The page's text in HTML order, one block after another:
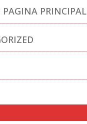
PAGINA PRINCIPAL